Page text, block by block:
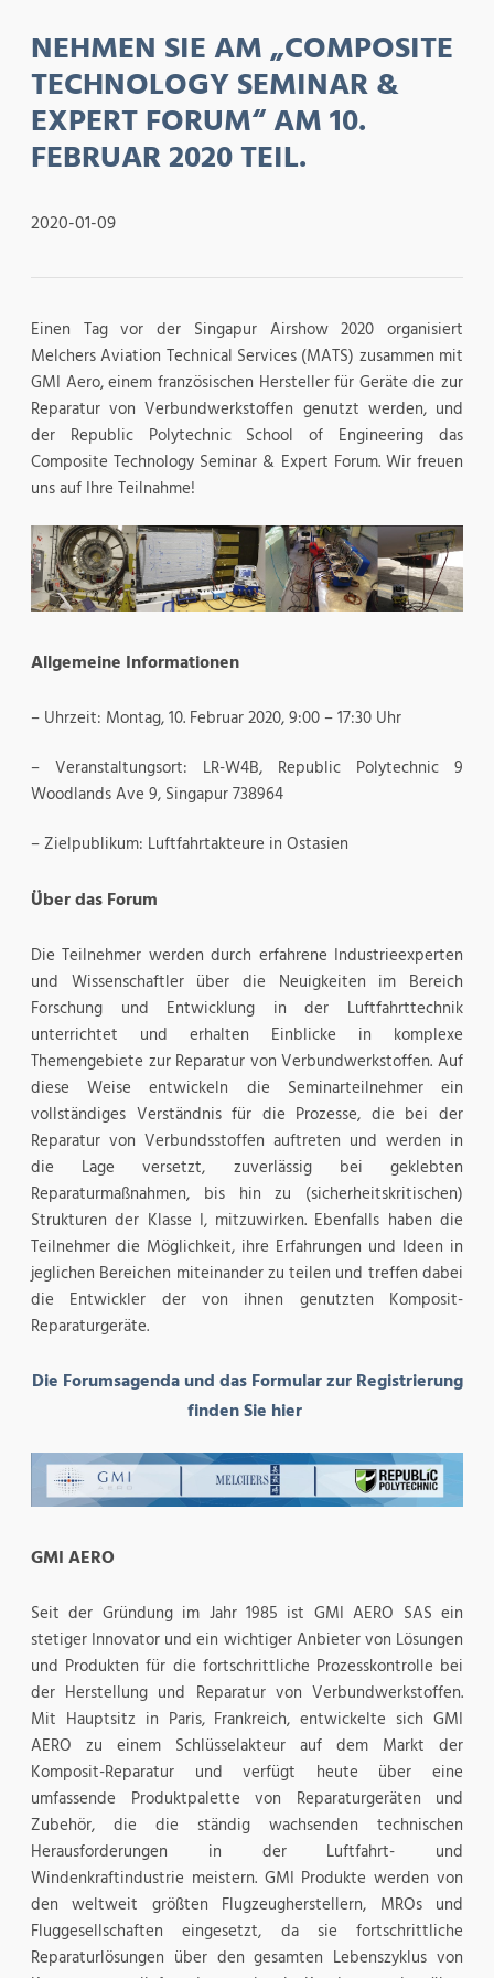
NEHMEN SIE AM „COMPOSITE
TECHNOLOGY SEMINAR &
EXPERT FORUM“ AM 10.
FEBRUAR 2020 TEIL.
2020-01-09
Einen Tag vor der Singapur Airshow 2020 organisiert
Melchers Aviation Technical Services (MATS) zusammen mit
GMI Aero, einem französischen Hersteller für Geräte die zur
Reparatur von Verbundwerkstoffen genutzt werden, und
der Republic Polytechnic School of Engineering das
Composite Technology Seminar & Expert Forum. Wir freuen
uns auf Ihre Teilnahme!
Allgemeine Informationen
– Uhrzeit: Montag, 10. Februar 2020, 9:00 – 17:30 Uhr
– Veranstaltungsort: LR-W4B, Republic Polytechnic 9
Woodlands Ave 9, Singapur 738964
– Zielpublikum: Luftfahrtakteure in Ostasien
Über das Forum
Die Teilnehmer werden durch erfahrene Industrieexperten
und Wissenschaftler über die Neuigkeiten im Bereich
Forschung und Entwicklung in der Luftfahrttechnik
unterrichtet und erhalten Einblicke in komplexe
Themengebiete zur Reparatur von Verbundwerkstoffen. Auf
diese Weise entwickeln die Seminarteilnehmer ein
vollständiges Verständnis für die Prozesse, die bei der
Reparatur von Verbundsstoffen auftreten und werden in
die Lage versetzt, zuverlässig bei geklebten
Reparaturmaßnahmen, bis hin zu (sicherheitskritischen)
Strukturen der Klasse I, mitzuwirken. Ebenfalls haben die
Teilnehmer die Möglichkeit, ihre Erfahrungen und Ideen in
jeglichen Bereichen miteinander zu teilen und treffen dabei
die Entwickler der von ihnen genutzten Komposit-
Reparaturgeräte.
Die Forumsagenda und das Formular zur Registrierung
finden Sie hier
GMI AERO
Seit der Gründung im Jahr 1985 ist GMI AERO SAS ein
stetiger Innovator und ein wichtiger Anbieter von Lösungen
und Produkten für die fortschrittliche Prozesskontrolle bei
der Herstellung und Reparatur von Verbundwerkstoffen.
Mit Hauptsitz in Paris, Frankreich, entwickelte sich GMI
AERO zu einem Schlüsselakteur auf dem Markt der
Komposit-Reparatur und verfügt heute über eine
umfassende Produktpalette von Reparaturgeräten und
Zubehör, die die ständig wachsenden technischen
Herausforderungen in der Luftfahrt- und
Windenkraftindustrie meistern. GMI Produkte werden von
den weltweit größten Flugzeugherstellern, MROs und
Fluggesellschaften eingesetzt, da sie fortschrittliche
Reparaturlösungen über den gesamten Lebenszyklus von